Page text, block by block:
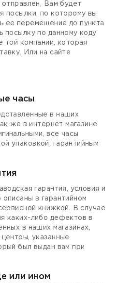
Вам будет
посылки, по которому вы
ее перемещение до пункта
посылку по данному коду
той компании, которая
Или на сайте
часы
в наших
же в интернет магазине
все часы
упаковкой, гарантийным
гарантия, условия и
в гарантийном
книжкой. В случае
каких-либо дефектов в
в наших магазинах,
указанные
был выдан вам при
или ином